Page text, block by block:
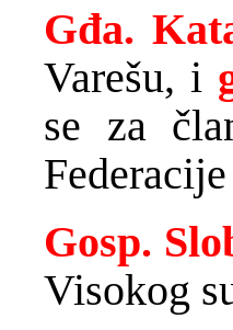
Gđa.
Varešu, i
se za
Gosp.
Visokog